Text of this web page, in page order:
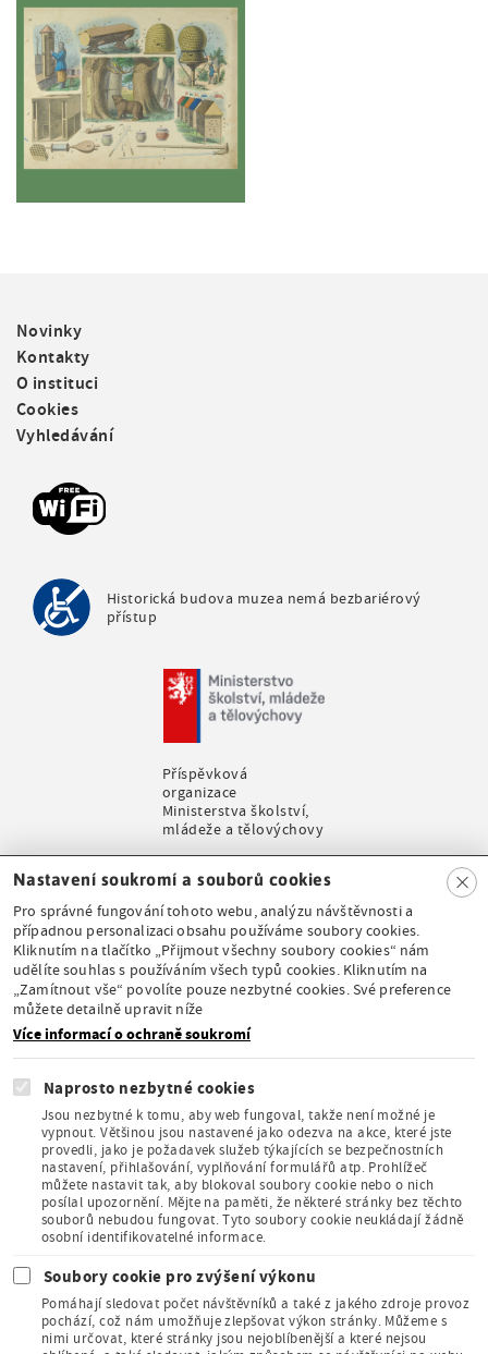
F
o
o
t
e
r
Novinky
Kontakty
O instituci
Cookies
Vyhledávání
Historická budova muzea nemá bezbariérový
přístup
Příspěvková
organizace
Ministerstva školství,
mládeže a tělovýchovy
Stálá expozice pod
záštitou České
komise pro UNESCO
Člen Asociace
muzeí a galerií
České
republiky
Clo
se
Nastavení soukromí a souborů cookies
Pro správné fungování tohoto webu, analýzu návštěvnosti a
případnou personalizaci obsahu používáme soubory cookies.
Kliknutím na tlačítko „Přijmout všechny soubory cookies“ nám
udělíte souhlas s používáním všech typů cookies. Kliknutím na
„Zamítnout vše“ povolíte pouze nezbytné cookies. Své preference
můžete detailně upravit níže
Více informací o ochraně soukromí
Naprosto nezbytné cookies
Jsou nezbytné k tomu, aby web fungoval, takže není možné je
vypnout. Většinou jsou nastavené jako odezva na akce, které jste
provedli, jako je požadavek služeb týkajících se bezpečnostních
nastavení, přihlašování, vyplňování formulářů atp. Prohlížeč
můžete nastavit tak, aby blokoval soubory cookie nebo o nich
posílal upozornění. Mějte na paměti, že některé stránky bez těchto
souborů nebudou fungovat. Tyto soubory cookie neukládají žádně
osobní identifikovatelné informace.
Soubory cookie pro zvýšení výkonu
Pomáhají sledovat počet návštěvníků a také z jakého zdroje provoz
pochází, což nám umožňuje zlepšovat výkon stránky. Můžeme s
nimi určovat, které stránky jsou nejoblíbenější a které nejsou